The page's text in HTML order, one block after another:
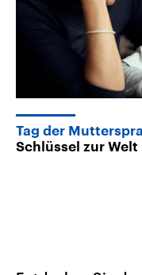
Tag der
Schlüssel zur Welt